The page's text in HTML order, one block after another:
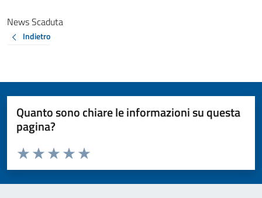
News Scaduta
Indietro
Quanto sono chiare le informazioni su questa
pagina?
Valuta da 1 a 5 stelle la pagina
Valuta 5 stelle su 5
Valuta 4 stelle su 5
Valuta 3 stelle su 5
Valuta 2 stelle su 5
Valuta 1 stelle su 5